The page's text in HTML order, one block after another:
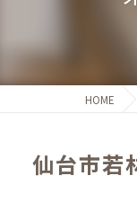
HOME
仙台市若